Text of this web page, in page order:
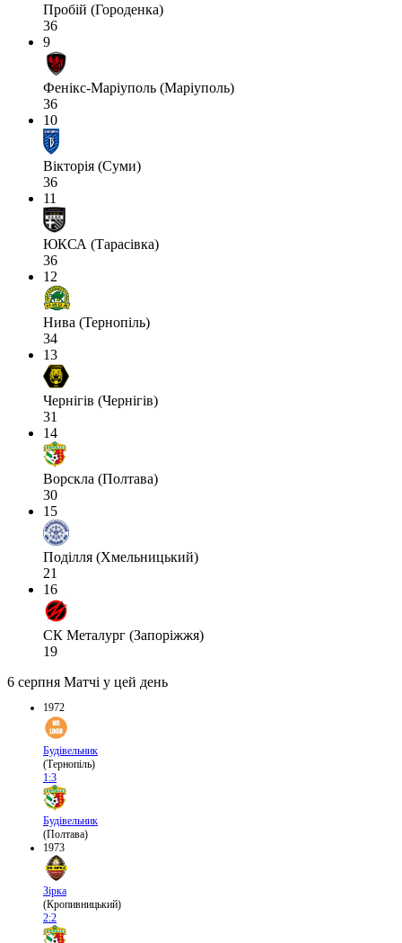
Пробій (Городенка)
36
9
Фенікс-Маріуполь (Маріуполь)
36
10
Вікторія (Суми)
36
11
ЮКСА (Тарасівка)
36
12
Нива (Тернопіль)
34
13
Чернігів (Чернігів)
31
14
Ворскла (Полтава)
30
15
Поділля (Хмельницький)
21
16
СК Металург (Запоріжжя)
19
6 серпня Матчі у цей день
1972
Будівельник
(Тернопіль)
1:3
Будівельник
(Полтава)
1973
Зірка
(Кропивницький)
2:2